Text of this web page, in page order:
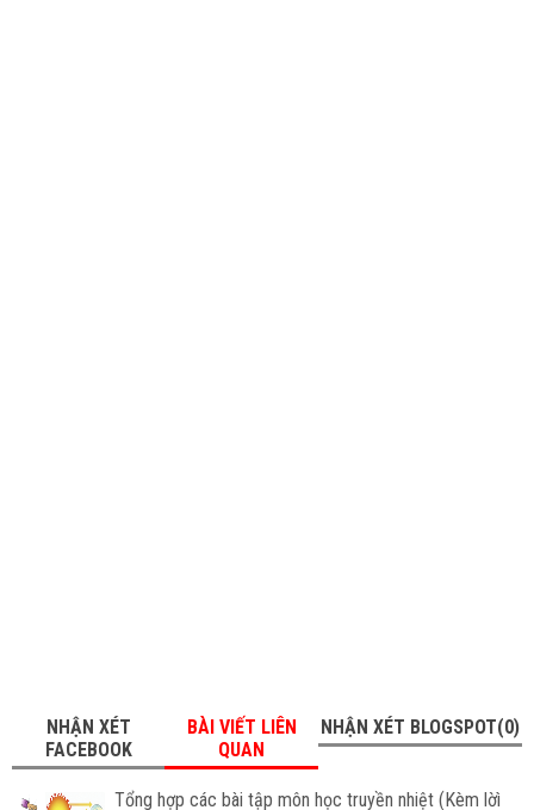
NHẬN XÉT
FACEBOOK
BÀI VIẾT LIÊN
QUAN
NHẬN XÉT BLOGSPOT(0)
Tổng hợp các bài tập môn học truyền nhiệt (Kèm lờì